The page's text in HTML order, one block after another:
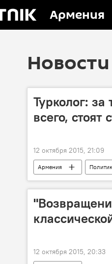
Армения
Новости
Турколог: за
всего, стоят
12 октября 2015, 21:09
Армения
12 октября 2015, 20:33